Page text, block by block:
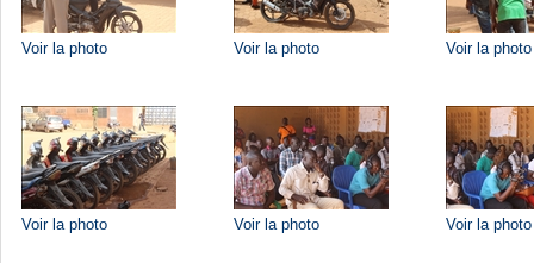
Voir la photo Voir la photo Voir la photo
Voir la photo Voir la photo Voir la photo